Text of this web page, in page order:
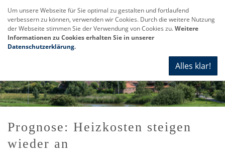
Prognose: Heizkosten steigen
wieder an
Um unsere Webseite für Sie optimal zu gestalten und fortlaufend
verbessern zu können, verwenden wir Cookies. Durch die weitere Nutzung
der Webseite stimmen Sie der Verwendung von Cookies zu.Weitere
Informationen zu Cookies erhalten Sie in unserer
Datenschutzerklärung.
Alles klar!